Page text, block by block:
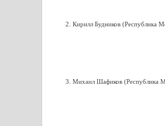
2. Кирилл Будников (Республика
3. Михаил Шафиков (Республика